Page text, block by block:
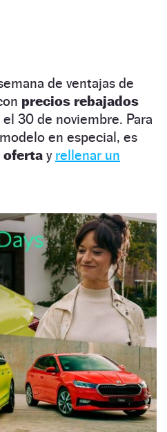
de ventajas de
precios rebajados
30 de noviembre. Para
en especial, es
y rellenar un